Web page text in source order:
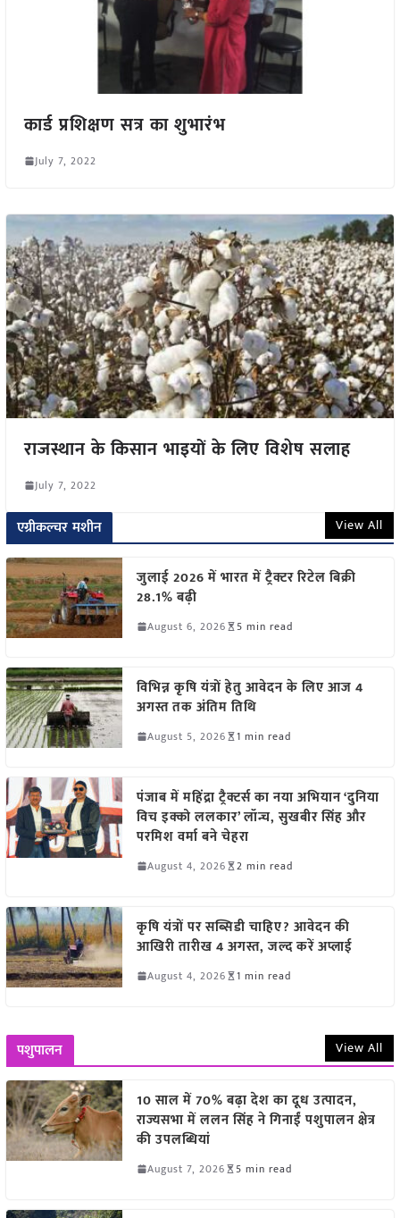
कार्ड प्रशिक्षण सत्र का शुभारंभ
July 7, 2022
राजस्थान के किसान भाइयों के लिए विशेष सलाह
July 7, 2022
एग्रीकल्चर मशीन View All
जुलाई 2026 में भारत में ट्रैक्टर रिटेल बिक्री
28.1% बढ़ी
August 6, 2026 5 min read
विभिन्न कृषि यंत्रों हेतु आवेदन के लिए आज 4
अगस्त तक अंतिम तिथि
August 5, 2026 1 min read
पंजाब में महिंद्रा ट्रैक्टर्स का नया अभियान ‘दुनिया
विच इक्को ललकार’ लॉन्च, सुखबीर सिंह और
परमिश वर्मा बने चेहरा
August 4, 2026 2 min read
कृषि यंत्रों पर सब्सिडी चाहिए? आवेदन की
आखिरी तारीख 4 अगस्त, जल्द करें अप्लाई
August 4, 2026 1 min read
पशुपालन View All
10 साल में 70% बढ़ा देश का दूध उत्पादन,
राज्यसभा में ललन सिंह ने गिनाईं पशुपालन क्षेत्र
की उपलब्धियां
August 7, 2026 5 min read